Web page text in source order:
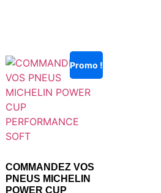
Promo !
COMMANDEZ VOS
PNEUS MICHELIN
POWER CUP